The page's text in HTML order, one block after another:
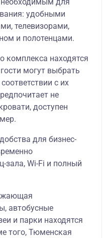
для
удобными
телевизорами,
и полотенцами.
комплекса находятся
могут выбрать
с их
не
доступен
для бизнес-
зала, Wi-Fi и полный
автобусные
и парки находятся
того, Тюменская